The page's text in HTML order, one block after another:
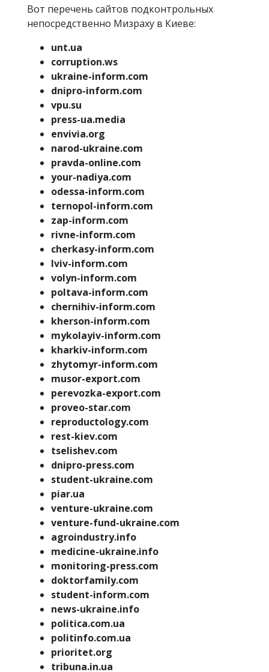
Вот перечень сайтов подконтрольных
непосредственно Мизраху в Киеве:
unt.ua
corruption.ws
ukraine-inform.com
dnipro-inform.com
vpu.su
press-ua.media
envivia.org
narod-ukraine.com
pravda-online.com
your-nadiya.com
odessa-inform.com
ternopol-inform.com
zap-inform.com
rivne-inform.com
cherkasy-inform.com
lviv-inform.com
volyn-inform.com
poltava-inform.com
chernihiv-inform.com
kherson-inform.com
mykolayiv-inform.com
kharkiv-inform.com
zhytomyr-inform.com
musor-export.com
perevozka-export.com
proveo-star.com
reproductology.com
rest-kiev.com
tselishev.com
dnipro-press.com
student-ukraine.com
piar.ua
venture-ukraine.com
venture-fund-ukraine.com
agroindustry.info
medicine-ukraine.info
monitoring-press.com
doktorfamily.com
student-inform.com
news-ukraine.info
politica.com.ua
politinfo.com.ua
prioritet.org
tribuna.in.ua